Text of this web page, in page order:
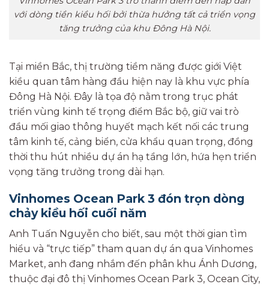
với dòng tiền kiều hối bởi thừa hưởng tất cả triển vọng
tăng trưởng của khu Đông Hà Nội.
Tại miền Bắc, thị trường tiềm năng được giới Việt
kiều quan tâm hàng đầu hiện nay là khu vực phía
Đông Hà Nội. Đây là tọa độ nằm trong trục phát
triển vùng kinh tế trọng điểm Bắc bộ, giữ vai trò
đầu mối giao thông huyết mạch kết nối các trung
tâm kinh tế, cảng biển, cửa khẩu quan trọng, đồng
thời thu hút nhiều dự án hạ tầng lớn, hứa hẹn triển
vọng tăng trưởng trong dài hạn.
Vinhomes Ocean Park 3 đón trọn dòng
chảy kiều hối cuối năm
Anh Tuấn Nguyễn cho biết, sau một thời gian tìm
hiểu và “trực tiếp” tham quan dự án qua Vinhomes
Market, anh đang nhắm đến phân khu Ánh Dương,
thuộc đại đô thị Vinhomes Ocean Park 3, Ocean City,